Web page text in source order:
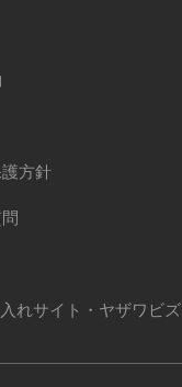
方針
れサイト・ヤザワビズ